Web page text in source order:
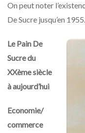
On peut noter
De Sucre jusqu’en 1955.
Le Pain De
Sucre du
XXème siècle
à aujourd’hui
Economie/
commerce